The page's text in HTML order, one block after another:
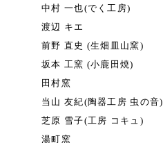
中村 一也(でく工房)
渡辺 キエ
前野 直史 (生畑皿山窯)
坂本 工窯 (小鹿田焼)
田村窯
当山 友紀(陶器工房 虫の音)
芝原 雪子(工房 コキュ)
湯町窯